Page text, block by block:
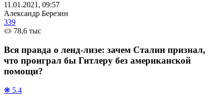
11.01.2021, 09:57
Александр Березин
339
78,6 тыс
Вся правда о ленд-лизе: зачем Сталин признал,
что проиграл бы Гитлеру без американской
помощи?
❋ 5.4